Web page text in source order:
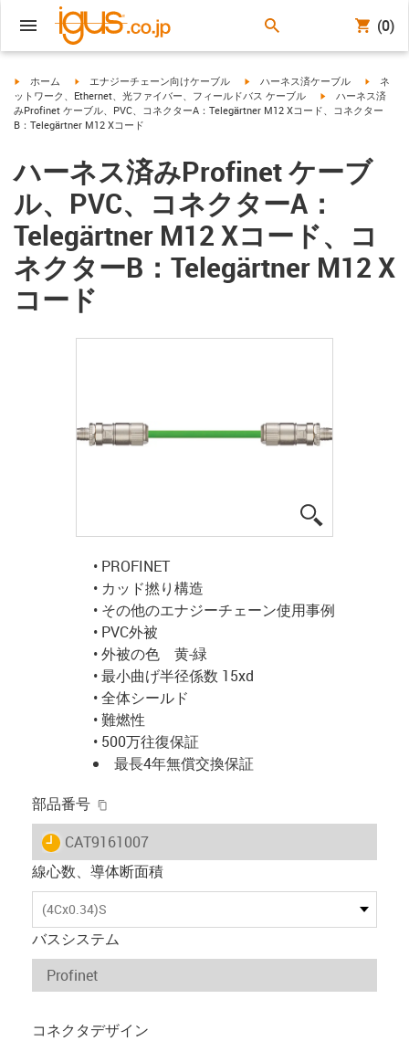
(0)
igus-icon-arrow-right
ホーム igus-icon-arrow-right
エナジーチェーン向けケーブル igus-icon-arrow-right
ハーネス済ケーブル igus-
ネ
ットワーク、Ethernet、光ファイバー、フィールドバス ケーブル
igus-icon-arrow-
ハーネス済
みProfinet ケーブル、PVC、コネクターA：Telegärtner M12 Xコード、コネクター
B：Telegärtner M12 Xコード
ハーネス済みProfinet ケーブ
ル、PVC、コネクターA：
Telegärtner M12 Xコード、コ
ネクターB：Telegärtner M12 X
コード
• PROFINET
• カッド撚り構造
• その他のエナジーチェーン使用事例
• PVC外被
• 外被の色 黄-緑
• 最小曲げ半径係数 15xd
• 全体シールド
• 難燃性
• 500万往復保証
最長4年無償交換保証
部品番号
igus-icon-lieferzeit
CAT9161007
線心数、導体断面積
(4Cx0.34)S
バスシステム
コネクタデザイン